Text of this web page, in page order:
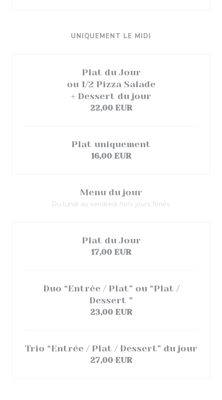
UNIQUEMENT LE MIDI
Plat du Jour
ou 1/2 Pizza Salade
+ Dessert du jour
22,00 EUR
Plat uniquement
16,00 EUR
Menu du jour
Du lundi au vendredi hors jours fériés
Plat du Jour
17,00 EUR
Duo “Entrée / Plat” ou “Plat /
Dessert ”
23,00 EUR
Trio “Entrée / Plat / Dessert” du jour
27,00 EUR